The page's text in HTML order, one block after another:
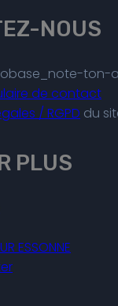
NOUS
ton-
de contact
/ RGPD du
PLUS
ESSONNE